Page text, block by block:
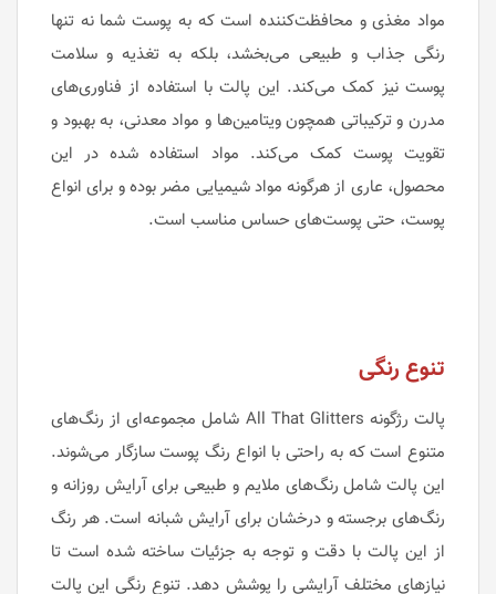
مواد مغذی و محافظت‌کننده است که به پوست شما نه تنها
رنگی جذاب و طبیعی می‌بخشد، بلکه به تغذیه و سلامت
پوست نیز کمک می‌کند. این پالت با استفاده از فناوری‌های
مدرن و ترکیباتی همچون ویتامین‌ها و مواد معدنی، به بهبود و
تقویت پوست کمک می‌کند. مواد استفاده شده در این
محصول، عاری از هرگونه مواد شیمیایی مضر بوده و برای انواع
پوست، حتی پوست‌های حساس مناسب است.
تنوع رنگی
پالت رژگونه All That Glitters شامل مجموعه‌ای از رنگ‌های
متنوع است که به راحتی با انواع رنگ پوست سازگار می‌شوند.
این پالت شامل رنگ‌های ملایم و طبیعی برای آرایش روزانه و
رنگ‌های برجسته و درخشان برای آرایش شبانه است. هر رنگ
از این پالت با دقت و توجه به جزئیات ساخته شده است تا
نیازهای مختلف آرایشی را پوشش دهد. تنوع رنگی این پالت